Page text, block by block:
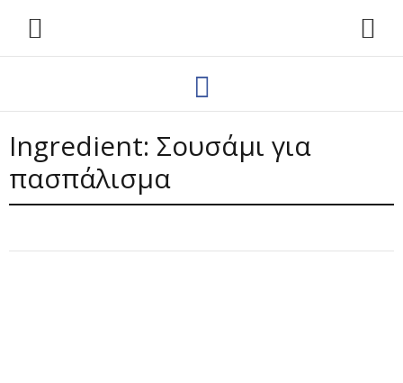
Ingredient: Σουσάμι για
πασπάλισμα